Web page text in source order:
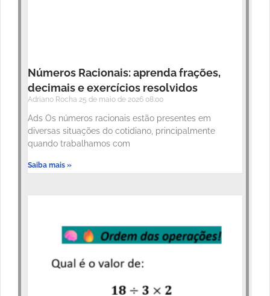
Números Racionais: aprenda frações,
decimais e exercícios resolvidos
Adriano Rocha 25 de maio de 2026 08:00
Ads Os números racionais estão presentes em
diversas situações do cotidiano, principalmente
quando trabalhamos com
Saiba mais »